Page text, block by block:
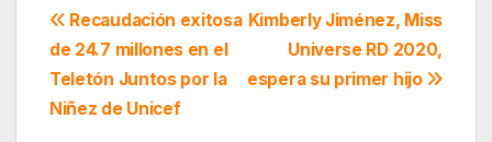
Navegación
de
entradas
Kimberly Jiménez, Miss
Universe RD 2020,
espera su primer hijo
Recaudación exitosa
de 24.7 millones en el
Teletón Juntos por la
Niñez de Unicef